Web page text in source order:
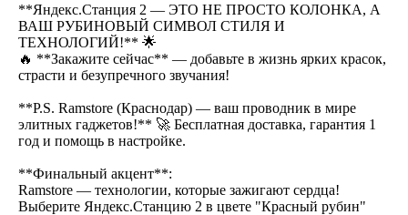
**Яндекс.Станция 2 — ЭТО НЕ ПРОСТО КОЛОНКА, А
ВАШ РУБИНОВЫЙ СИМВОЛ СТИЛЯ И
ТЕХНОЛОГИЙ!** 🌟
🔥 **Закажите сейчас** — добавьте в жизнь ярких красок,
страсти и безупречного звучания!
**P.S. Ramstore (Краснодар) — ваш проводник в мире
элитных гаджетов!** 🚀 Бесплатная доставка, гарантия 1
год и помощь в настройке.
**Финальный акцент**:
Ramstore — технологии, которые зажигают сердца!
Выберите Яндекс.Станцию 2 в цвете "Красный рубин"